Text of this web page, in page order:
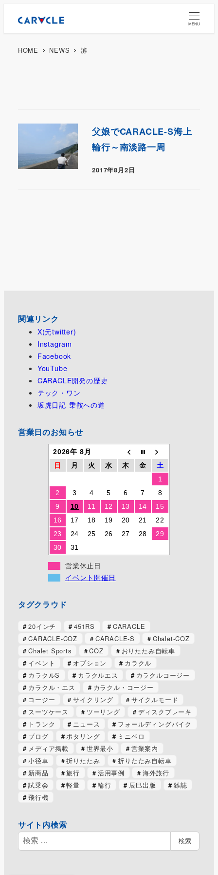
MENU
HOME NEWS 灘
父娘でCARACLE-S海上
輪行～南淡路一周
2017年8月2日
関連リンク
X(元twitter)
Instagram
Facebook
YouTube
CARACLE開発の歴史
テック・ワン
坂虎日記-乗鞍への道
営業日のお知らせ
2026年 8月
日
月 火 水 木 金
土
1
2
3 4 5 6 7
8
9
10 11 12 13 14
15
16
17 18 19 20 21
22
23
24 25 26 27 28
29
30
31
営業休止日
イベント開催日
タグクラウド
20インチ 451RS
CARACLE
CARACLE-COZ
CARACLE-S
Chalet-COZ
Chalet Sports
COZ
おりたたみ自転車
イベント
オプション
カラクル
カラクルS
カラクルエス
カラクルコージー
カラクル・エス
カラクル・コージー
コージー
サイクリング
サイクルモード
スーツケース
ツーリング
ディスクブレーキ
トランク
ニュース
フォールディングバイク
ブログ
ポタリング
ミニベロ
メディア掲載
世界最小
営業案内
小径車
折りたたみ
折りたたみ自転車
新商品
旅行 活用事例
海外旅行
試乗会
軽量 輪行 辰巳出版
雑誌
飛行機
サイト内検索
検
索
検索